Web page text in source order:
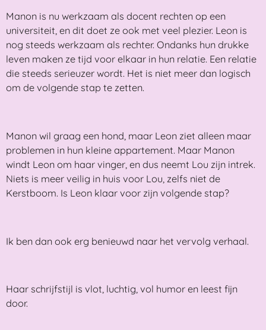
Manon is nu werkzaam als docent rechten op een
universiteit, en dit doet ze ook met veel plezier. Leon is
nog steeds werkzaam als rechter. Ondanks hun drukke
leven maken ze tijd voor elkaar in hun relatie. Een relatie
die steeds serieuzer wordt. Het is niet meer dan logisch
om de volgende stap te zetten.
Manon wil graag een hond, maar Leon ziet alleen maar
problemen in hun kleine appartement. Maar Manon
windt Leon om haar vinger, en dus neemt Lou zijn intrek.
Niets is meer veilig in huis voor Lou, zelfs niet de
Kerstboom. Is Leon klaar voor zijn volgende stap?
Ik ben dan ook erg benieuwd naar het vervolg verhaal.
Haar schrijfstijl is vlot, luchtig, vol humor en leest fijn
door.